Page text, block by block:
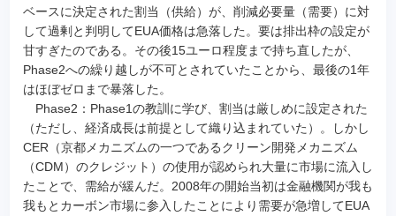
ベースに決定された割当（供給）が、削減必要量（需要）に対
して過剰と判明してEUA価格は急落した。要は排出枠の設定が
甘すぎたのである。その後15ユーロ程度まで持ち直したが、
Phase2への繰り越しが不可とされていたことから、最後の1年
はほぼゼロまで暴落した。
Phase2：Phase1の教訓に学び、割当は厳しめに設定された
（ただし、経済成長は前提として織り込まれていた）。しかし
CER（京都メカニズムの一つであるクリーン開発メカニズム
（CDM）のクレジット）の使用が認められ大量に市場に流入し
たことで、需給が緩んだ。2008年の開始当初は金融機関が我も
我もとカーボン市場に参入したことにより需要が急増してEUA